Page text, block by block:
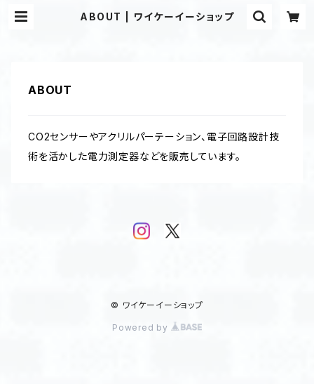
ABOUT | ワイケーイーショップ
ABOUT
CO2センサーやアクリルパーテーション、電子回路設計技
術を活かした電力測定器などを販売しています。
© ワイケーイーショップ
Powered by